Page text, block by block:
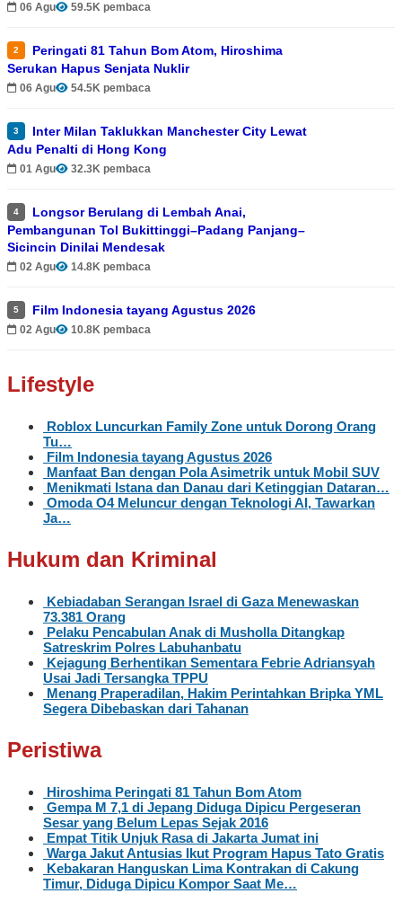
06 Agu 59.5K pembaca
2
Peringati 81 Tahun Bom Atom, Hiroshima
Serukan Hapus Senjata Nuklir
06 Agu 54.5K pembaca
3
Inter Milan Taklukkan Manchester City Lewat
Adu Penalti di Hong Kong
01 Agu 32.3K pembaca
4
Longsor Berulang di Lembah Anai,
Pembangunan Tol Bukittinggi–Padang Panjang–
Sicincin Dinilai Mendesak
02 Agu 14.8K pembaca
5 Film Indonesia tayang Agustus 2026
02 Agu 10.8K pembaca
Lifestyle
Roblox Luncurkan Family Zone untuk Dorong Orang
Tu…
Film Indonesia tayang Agustus 2026
Manfaat Ban dengan Pola Asimetrik untuk Mobil SUV
Menikmati Istana dan Danau dari Ketinggian Dataran…
Omoda O4 Meluncur dengan Teknologi AI, Tawarkan
Ja…
Hukum dan Kriminal
Kebiadaban Serangan Israel di Gaza Menewaskan
73.381 Orang
Pelaku Pencabulan Anak di Musholla Ditangkap
Satreskrim Polres Labuhanbatu
Kejagung Berhentikan Sementara Febrie Adriansyah
Usai Jadi Tersangka TPPU
Menang Praperadilan, Hakim Perintahkan Bripka YML
Segera Dibebaskan dari Tahanan
Peristiwa
Hiroshima Peringati 81 Tahun Bom Atom
Gempa M 7,1 di Jepang Diduga Dipicu Pergeseran
Sesar yang Belum Lepas Sejak 2016
Empat Titik Unjuk Rasa di Jakarta Jumat ini
Warga Jakut Antusias Ikut Program Hapus Tato Gratis
Kebakaran Hanguskan Lima Kontrakan di Cakung
Timur, Diduga Dipicu Kompor Saat Me…